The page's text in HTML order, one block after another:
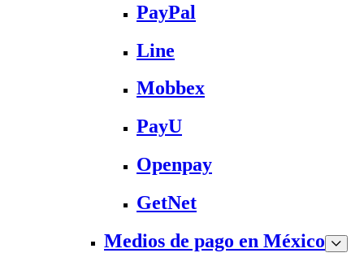
PayPal
Line
Mobbex
PayU
Openpay
GetNet
Medios de pago en México